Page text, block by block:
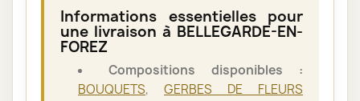
Informations essentielles pour
une livraison à BELLEGARDE-EN-
FOREZ
Compositions disponibles :
BOUQUETS, GERBES DE FLEURS